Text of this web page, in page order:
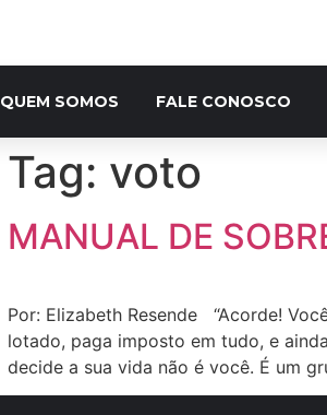
QUEM SOMOS FALE CONOSCO
Tag: voto
MANUAL DE
Por: Elizabeth Resende “Acorde!
lotado, paga imposto em tudo, e
decide a sua vida não é você. É um